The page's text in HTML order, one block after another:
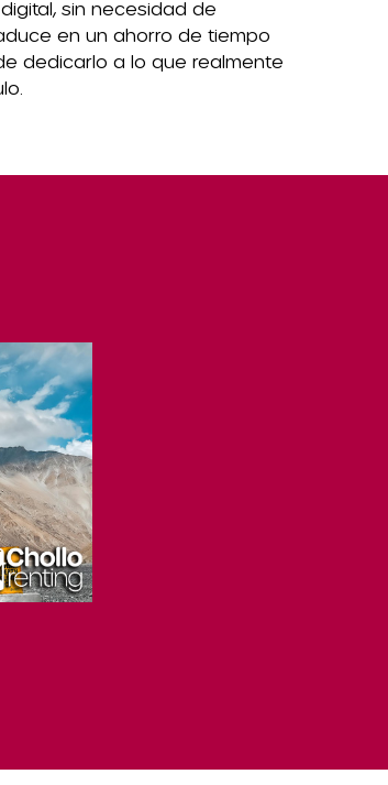
sin necesidad de
en un ahorro de tiempo
dedicarlo a lo que realmente